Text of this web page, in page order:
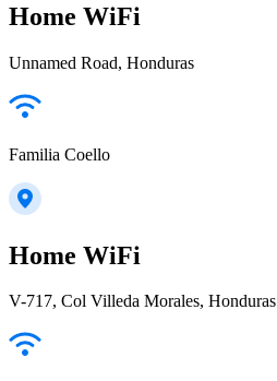
Home WiFi
Unnamed Road, Honduras
Familia Coello
Home WiFi
V-717, Col Villeda Morales, Honduras